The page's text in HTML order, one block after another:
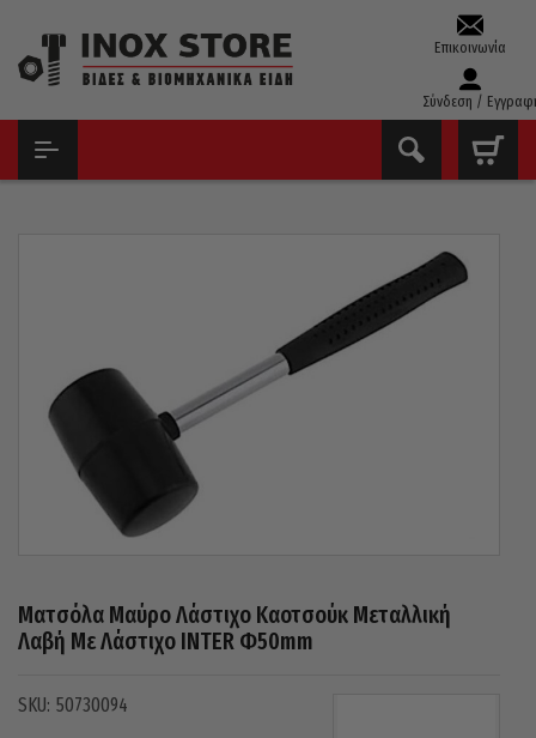
Επικοινωνία
Σύνδεση /
ΜΑΤΣΌΛΑ ΜΑΎΡΟ ΛΆΣΤΙΧΟ ΚΑΟΤΣΟΎΚ ΜΕΤΑΛΛΙΚΉ ΛΑΒΉ ΜΕ
Ματσόλα Μαύρο Λάστιχο Καοτσούκ Μεταλλική
Λαβή Με Λάστιχο INTER Φ50mm
50730094